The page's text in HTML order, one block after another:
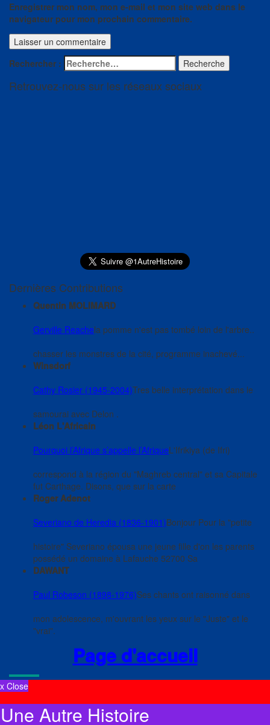
Enregistrer mon nom, mon e-mail et mon site web dans le
navigateur pour mon prochain commentaire.
Rechercher : Recherche
Retrouvez-nous sur les réseaux sociaux
Dernières Contributions
Quentin MOLIMARD
Gerville Reachela pomme n'est pas tombé loin de l'arbre..
chasser les monstres de la cité, programme inachevé...
Winsdorf
Cathy Rosier (1945-2004)Tres belle interprétation dans le
samourai avec Delon .
Léon L'Africain
Pourquoi l’Afrique s’appelle l’AfriqueL'Ifrikiya (de Ifri)
correspond à la région du "Maghreb central" et sa Capitale
fut Carthage. Disons, que sur la carte
Roger Adenot
Severiano de Heredia (1836-1901)Bonjour Pour la "petite
histoire" Severiano épousa une jeune fille d'on les parents
possédé un domaine à Lafauche 52700 Sa
DAWANT
Paul Robeson (1898-1976)Ses chants ont raisonné dans
mon adolescence, m'ouvrant les yeux sur le "Juste" et le
"vrai".
Page d'accueil
x Close
Une Autre Histoire